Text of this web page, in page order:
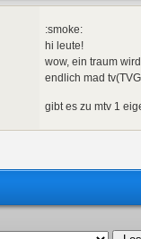
:smoke:
hi leute!
wow, ein traum wird
endlich mad
gibt es zu mtv 1